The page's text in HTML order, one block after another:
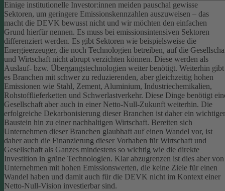
Einige institutionelle Investor:innen meiden pauschal gewisse
Sektoren, um geringere Emissionskennzahlen auszuweisen – das
macht die DEVK bewusst nicht und wir möchten den einfachen
Grund hierfür nennen. Es muss bei emissionsintensiven Sektoren
differenziert werden. Es gibt Sektoren wie beispielsweise die
Energieerzeuger, die noch Technologien betreiben, auf die
und Wirtschaft nicht abrupt verzichten können. Diese werden als
Auslauf- bzw. Übergangstechnologien weiter benötigt. Weiterhin gibt
es Branchen mit schwer zu reduzierenden, aber gleichzeitig hohen
Emissionen wie Stahl, Zement, Aluminium, Industriechemikalien,
Rohstofflieferketten und Schwerlastverkehr. Diese Dinge benötigt
Gesellschaft aber auch in einer Netto-Null-Zukunft weiterhin. Die
erfolgreiche Dekarbonisierung dieser Branchen ist daher ein wichtiger
Baustein hin zu einer nachhaltigen Wirtschaft. Bereiten sich
Unternehmen dieser Branchen glaubhaft auf einen Wandel vor, ist
daher auch die Finanzierung dieser Vorhaben für Wirtschaft und
Gesellschaft als Ganzes mindestens so wichtig wie die direkte
Investition in grüne Technologien. Klar abzugrenzen ist dies aber von
Unternehmen mit hohen Emissionswerten, die keine Ziele für einen
Wandel haben und damit auch für die DEVK nicht im Kontext einer
Netto-Null-Vision investierbar sind.